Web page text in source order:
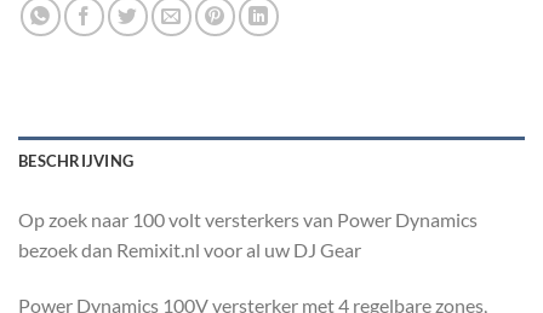
BESCHRIJVING
Op zoek naar 100 volt versterkers van Power Dynamics
bezoek dan Remixit.nl voor al uw DJ Gear
Power Dynamics 100V versterker met 4 regelbare zones,